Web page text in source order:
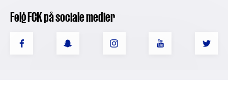
Følg FCK på sociale medier